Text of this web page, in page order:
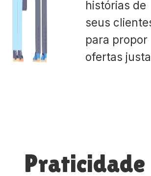
histórias de
seus
para propor
ofertas
Praticidade